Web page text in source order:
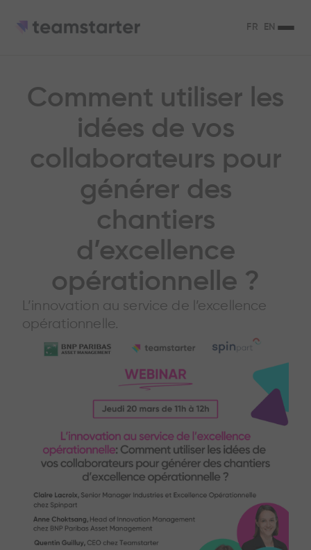
FR EN
Comment utiliser les
idées de vos
collaborateurs pour
générer des
chantiers
d’excellence
opérationnelle ?
L’innovation au service de l’excellence
opérationnelle.